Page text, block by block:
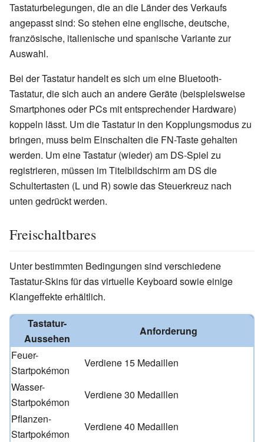
Tastaturbelegungen, die an die Länder des Verkaufs
angepasst sind: So stehen eine englische, deutsche,
französische, italienische und spanische Variante zur
Auswahl.
Bei der Tastatur handelt es sich um eine Bluetooth-
Tastatur, die sich auch an andere Geräte (beispielsweise
Smartphones oder PCs mit entsprechender Hardware)
koppeln lässt. Um die Tastatur in den Kopplungsmodus zu
bringen, muss beim Einschalten die FN-Taste gehalten
werden. Um eine Tastatur (wieder) am DS-Spiel zu
registrieren, müssen im Titelbildschirm am DS die
Schultertasten (L und R) sowie das Steuerkreuz nach
unten gedrückt werden.
Freischaltbares
Unter bestimmten Bedingungen sind verschiedene
Tastatur-Skins für das virtuelle Keyboard sowie einige
Klangeffekte erhältlich.
Tastatur-
Aussehen
Anforderung
Feuer-
Startpokémon
Verdiene 15 Medaillen
Wasser-
Startpokémon
Verdiene 30 Medaillen
Pflanzen-
Startpokémon
Verdiene 40 Medaillen